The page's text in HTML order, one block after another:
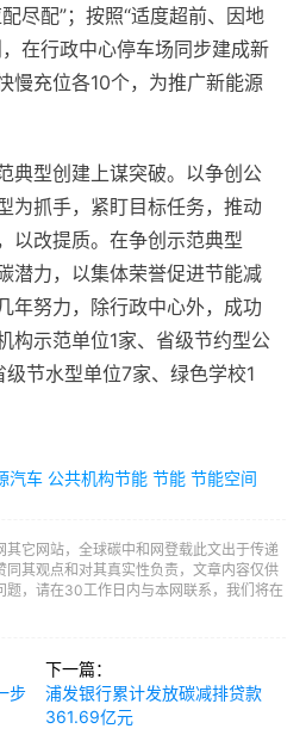
尽配”；按照“适度超前、因地
在行政中心停车场同步建成新
慢充位各10个，为推广新能源
典型创建上谋突破。以争创公
为抓手，紧盯目标任务，推动
以改提质。在争创示范典型
潜力，以集体荣誉促进节能减
年努力，除行政中心外，成功
构示范单位1家、省级节约型公
节水型单位7家、绿色学校1
汽车 公共机构节能 节能 节能空间
它网站，全球碳中和网登载此文出于传递
同其观点和对其真实性负责，文章内容仅供
题，请在30工作日内与本网联系，我们将在
步
下一篇：
浦发银行累计发放碳减排贷款
361.69亿元